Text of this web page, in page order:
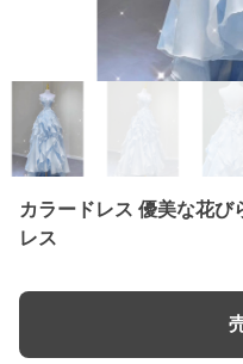
カラードレス 優美な花び
レス